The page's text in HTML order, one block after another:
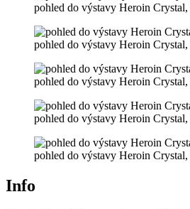
pohled do výstavy Heroin
pohled do výstavy Heroin
pohled do výstavy Heroin
pohled do výstavy Heroin
pohled do výstavy Heroin
Info